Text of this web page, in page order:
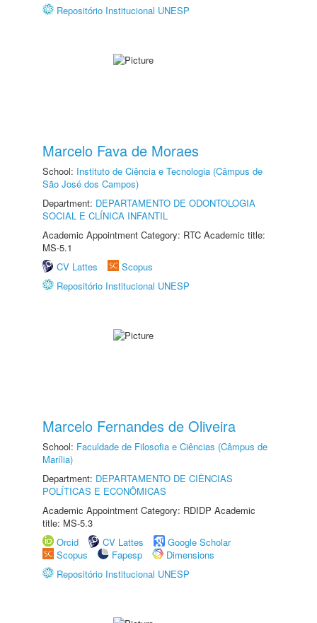
Repositório Institucional UNESP
Marcelo Fava de Moraes
School: Instituto de Ciência e Tecnologia (Câmpus de
São José dos Campos)
Department: DEPARTAMENTO DE ODONTOLOGIA
SOCIAL E CLÍNICA INFANTIL
Academic Appointment Category: RTC Academic title:
MS-5.1
CV Lattes
Scopus
Repositório Institucional UNESP
Marcelo Fernandes de Oliveira
School: Faculdade de Filosofia e Ciências (Câmpus de
Marília)
Department: DEPARTAMENTO DE CIÊNCIAS
POLÍTICAS E ECONÔMICAS
Academic Appointment Category: RDIDP Academic
title: MS-5.3
Orcid
CV Lattes
Google Scholar
Scopus
Fapesp
Dimensions
Repositório Institucional UNESP